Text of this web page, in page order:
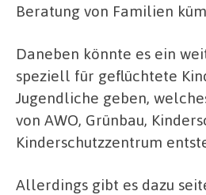
Beratung von Familien
Daneben könnte es ein
speziell für geflüchtete
Jugendliche geben,
von AWO, Grünbau,
Kinderschutzzentrum
Allerdings gibt es dazu